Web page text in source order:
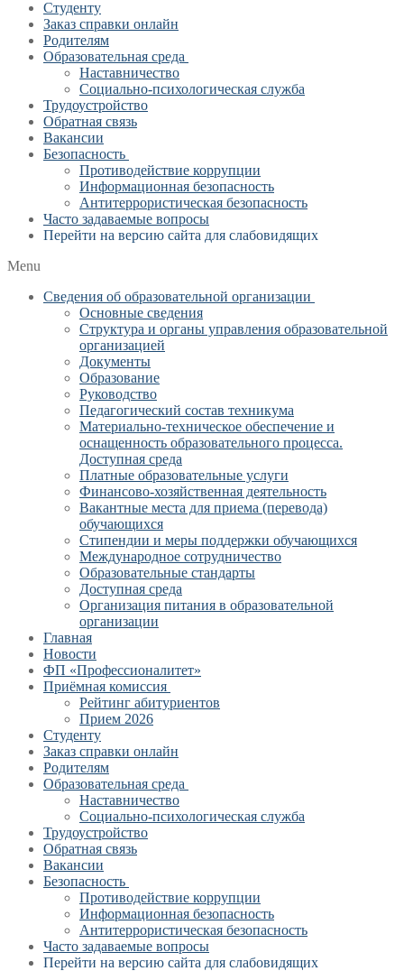
Студенту
Заказ справки онлайн
Родителям
Образовательная среда
Наставничество
Социально-психологическая служба
Трудоустройство
Обратная связь
Вакансии
Безопасность
Противодействие коррупции
Информационная безопасность
Антитеррористическая безопасность
Часто задаваемые вопросы
Перейти на версию сайта для слабовидящих
Menu
Сведения об образовательной организации
Основные сведения
Структура и органы управления образовательной
организацией
Документы
Образование
Руководство
Педагогический состав техникума
Материально-техническое обеспечение и
оснащенность образовательного процесса.
Доступная среда
Платные образовательные услуги
Финансово-хозяйственная деятельность
Вакантные места для приема (перевода)
обучающихся
Стипендии и меры поддержки обучающихся
Международное сотрудничество
Образовательные стандарты
Доступная среда
Организация питания в образовательной
организации
Главная
Новости
ФП «Профессионалитет»
Приёмная комиссия
Рейтинг абитуриентов
Прием 2026
Студенту
Заказ справки онлайн
Родителям
Образовательная среда
Наставничество
Социально-психологическая служба
Трудоустройство
Обратная связь
Вакансии
Безопасность
Противодействие коррупции
Информационная безопасность
Антитеррористическая безопасность
Часто задаваемые вопросы
Перейти на версию сайта для слабовидящих